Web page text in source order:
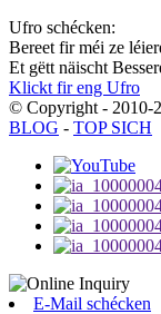
Ufro schécken:
Bereet fir méi ze
Et gëtt näischt
Klickt fir eng Ufro
© Copyright - 2010-
BLOG - TOP SICH
E-Mail schécken